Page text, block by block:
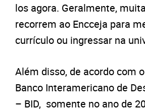
los agora. Geralmente,
recorrem ao Encceja para
currículo ou ingressar na
Além disso, de acordo com
Banco Interamericano de
– BID, somente no ano de